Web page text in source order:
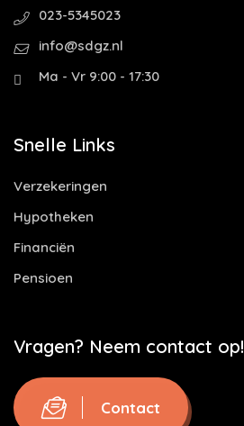
023-5345023
info@sdgz.nl
Ma - Vr 9:00 - 17:30
Snelle Links
Verzekeringen
Hypotheken
Financiën
Pensioen
Vragen? Neem contact op!
Contact